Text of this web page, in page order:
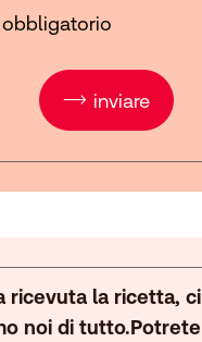
inviare
ricevuta la ricetta, ci
noi di tutto.Potrete